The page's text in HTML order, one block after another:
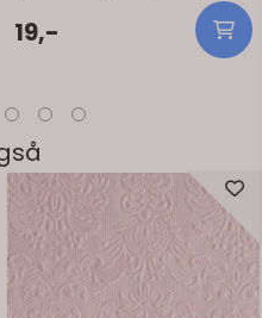
til å fylles med litt smågodt eller
en liten overraskelse til
bursdagsgjestene. Posene er i
Paw Patrol – Skye & Everest -
Merke: Procos - Bruksområde:
barnebursdag
19,-